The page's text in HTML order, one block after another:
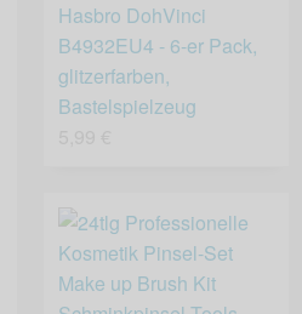
Hasbro DohVinci
B4932EU4 - 6-er Pack,
glitzerfarben,
Bastelspielzeug